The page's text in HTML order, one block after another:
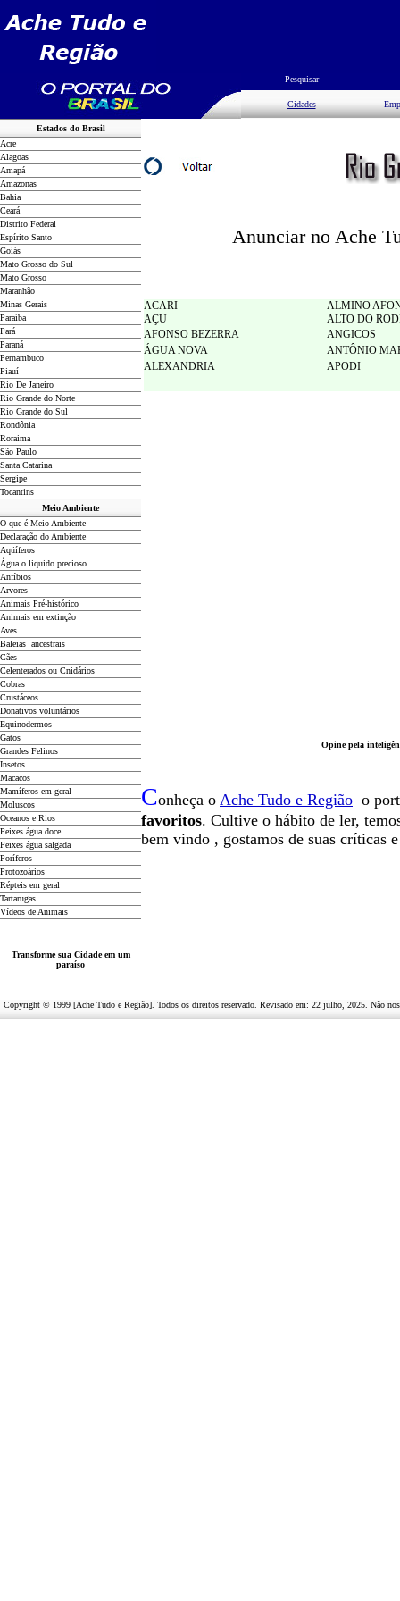
Pesquisar
Cidades
Estados do Brasil
Acre
Alagoas
Amapá
Amazonas
Bahia
Ceará
Distrito Federal
Espírito Santo
Goiás
Mato Grosso do Sul
Mato Grosso
Maranhão
Minas Gerais
Paraíba
Pará
Paraná
Pernambuco
Piauí
Rio De Janeiro
Rio Grande do Norte
Rio Grande do Sul
Rondônia
Roraima
São Paulo
Santa Catarina
Sergipe
Tocantins
Meio Ambiente
O que é Meio Ambiente
Declaração do Ambiente
Aqüíferos
Água o liquido precioso
Anfíbios
Arvores
Animais Pré-histórico
Animais em extinção
Aves
Baleias ancestrais
Cães
Celenterados ou Cnidários
Cobras
Crustáceos
Donativos voluntários
Equinodermos
Gatos
Grandes Felinos
Insetos
Macacos
Mamíferos em geral
Moluscos
Oceanos e Rios
Peixes água doce
Peixes água salgada
Poríferos
Protozoários
Répteis em geral
Tartarugas
Vídeos de Animais
Transforme sua Cidade em um
paraíso
Anunciar no Ache
ACARI
ALMINO
AÇU
ALTO DO
AFONSO BEZERRA
ANGICOS
ÁGUA NOVA
ANTÔNIO
ALEXANDRIA
APODI
Opine pela
Conheça o Ache Tudo e Região o
favoritos. Cultive o hábito de ler,
bem vindo , gostamos de suas críticas
Copyright © 1999 [Ache Tudo e Região]. Todos os direitos reservado. Revisado em: 22 julho, 2025 . Não